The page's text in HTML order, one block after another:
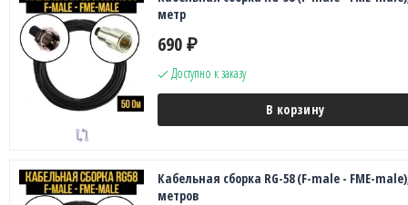
метр
690 ₽
Доступно к заказу
В корзину
Кабельная сборка RG-58 (F-male - FME-
метров